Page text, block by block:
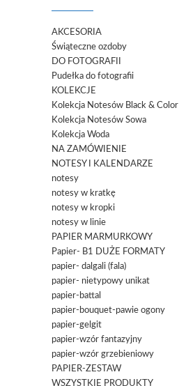
AKCESORIA
Świąteczne ozdoby
DO FOTOGRAFII
Pudełka do fotografii
KOLEKCJE
Kolekcja Notesów Black & Color
Kolekcja Notesów Sowa
Kolekcja Woda
NA ZAMÓWIENIE
NOTESY I KALENDARZE
notesy
notesy w kratkę
notesy w kropki
notesy w linie
PAPIER MARMURKOWY
Papier- B1 DUŻE FORMATY
papier- dalgali (fala)
papier- nietypowy unikat
papier-battal
papier-bouquet-pawie ogony
papier-gelgit
papier-wzór fantazyjny
papier-wzór grzebieniowy
PAPIER-ZESTAW
WSZYSTKIE PRODUKTY